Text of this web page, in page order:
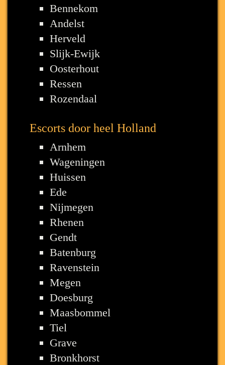
Bennekom
Andelst
Herveld
Slijk-Ewijk
Oosterhout
Ressen
Rozendaal
Escorts door heel Holland
Arnhem
Wageningen
Huissen
Ede
Nijmegen
Rhenen
Gendt
Batenburg
Ravenstein
Megen
Doesburg
Maasbommel
Tiel
Grave
Bronkhorst